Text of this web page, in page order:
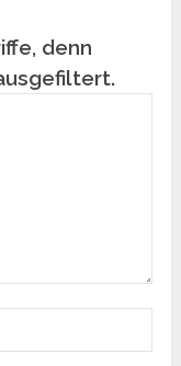
denn